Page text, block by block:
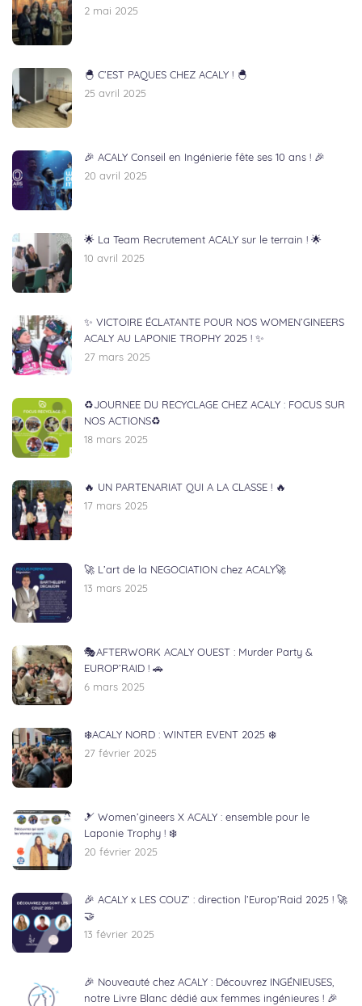
2 mai 2025
🐣 C’EST PAQUES CHEZ ACALY ! 🐣
25 avril 2025
🎉 ACALY Conseil en Ingénierie fête ses 10 ans ! 🎉
20 avril 2025
🌟 La Team Recrutement ACALY sur le terrain ! 🌟
10 avril 2025
✨ VICTOIRE ÉCLATANTE POUR NOS WOMEN’GINEERS
ACALY AU LAPONIE TROPHY 2025 ! ✨
27 mars 2025
♻️JOURNEE DU RECYCLAGE CHEZ ACALY : FOCUS SUR
NOS ACTIONS♻️
18 mars 2025
🔥 UN PARTENARIAT QUI A LA CLASSE ! 🔥
17 mars 2025
🚀 L’art de la NEGOCIATION chez ACALY🚀
13 mars 2025
🎭AFTERWORK ACALY OUEST : Murder Party &
EUROP’RAID ! 🚗
6 mars 2025
❄️ACALY NORD : WINTER EVENT 2025 ❄️
27 février 2025
🎿 Women’gineers X ACALY : ensemble pour le
Laponie Trophy ! ❄️
20 février 2025
🎉 ACALY x LES COUZ’ : direction l’Europ’Raid 2025 ! 🚀
🤝
13 février 2025
🎉 Nouveauté chez ACALY : Découvrez INGÉNIEUSES,
notre Livre Blanc dédié aux femmes ingénieures ! 🎉